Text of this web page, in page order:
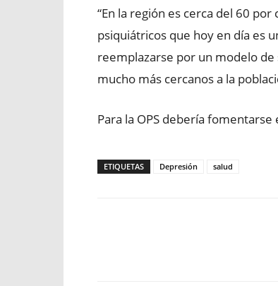
“En la región es cerca del 60
psiquiátricos que hoy en día es
reemplazarse por un modelo
mucho más cercanos a la
Para la OPS debería
ETIQUETAS Depresión salud